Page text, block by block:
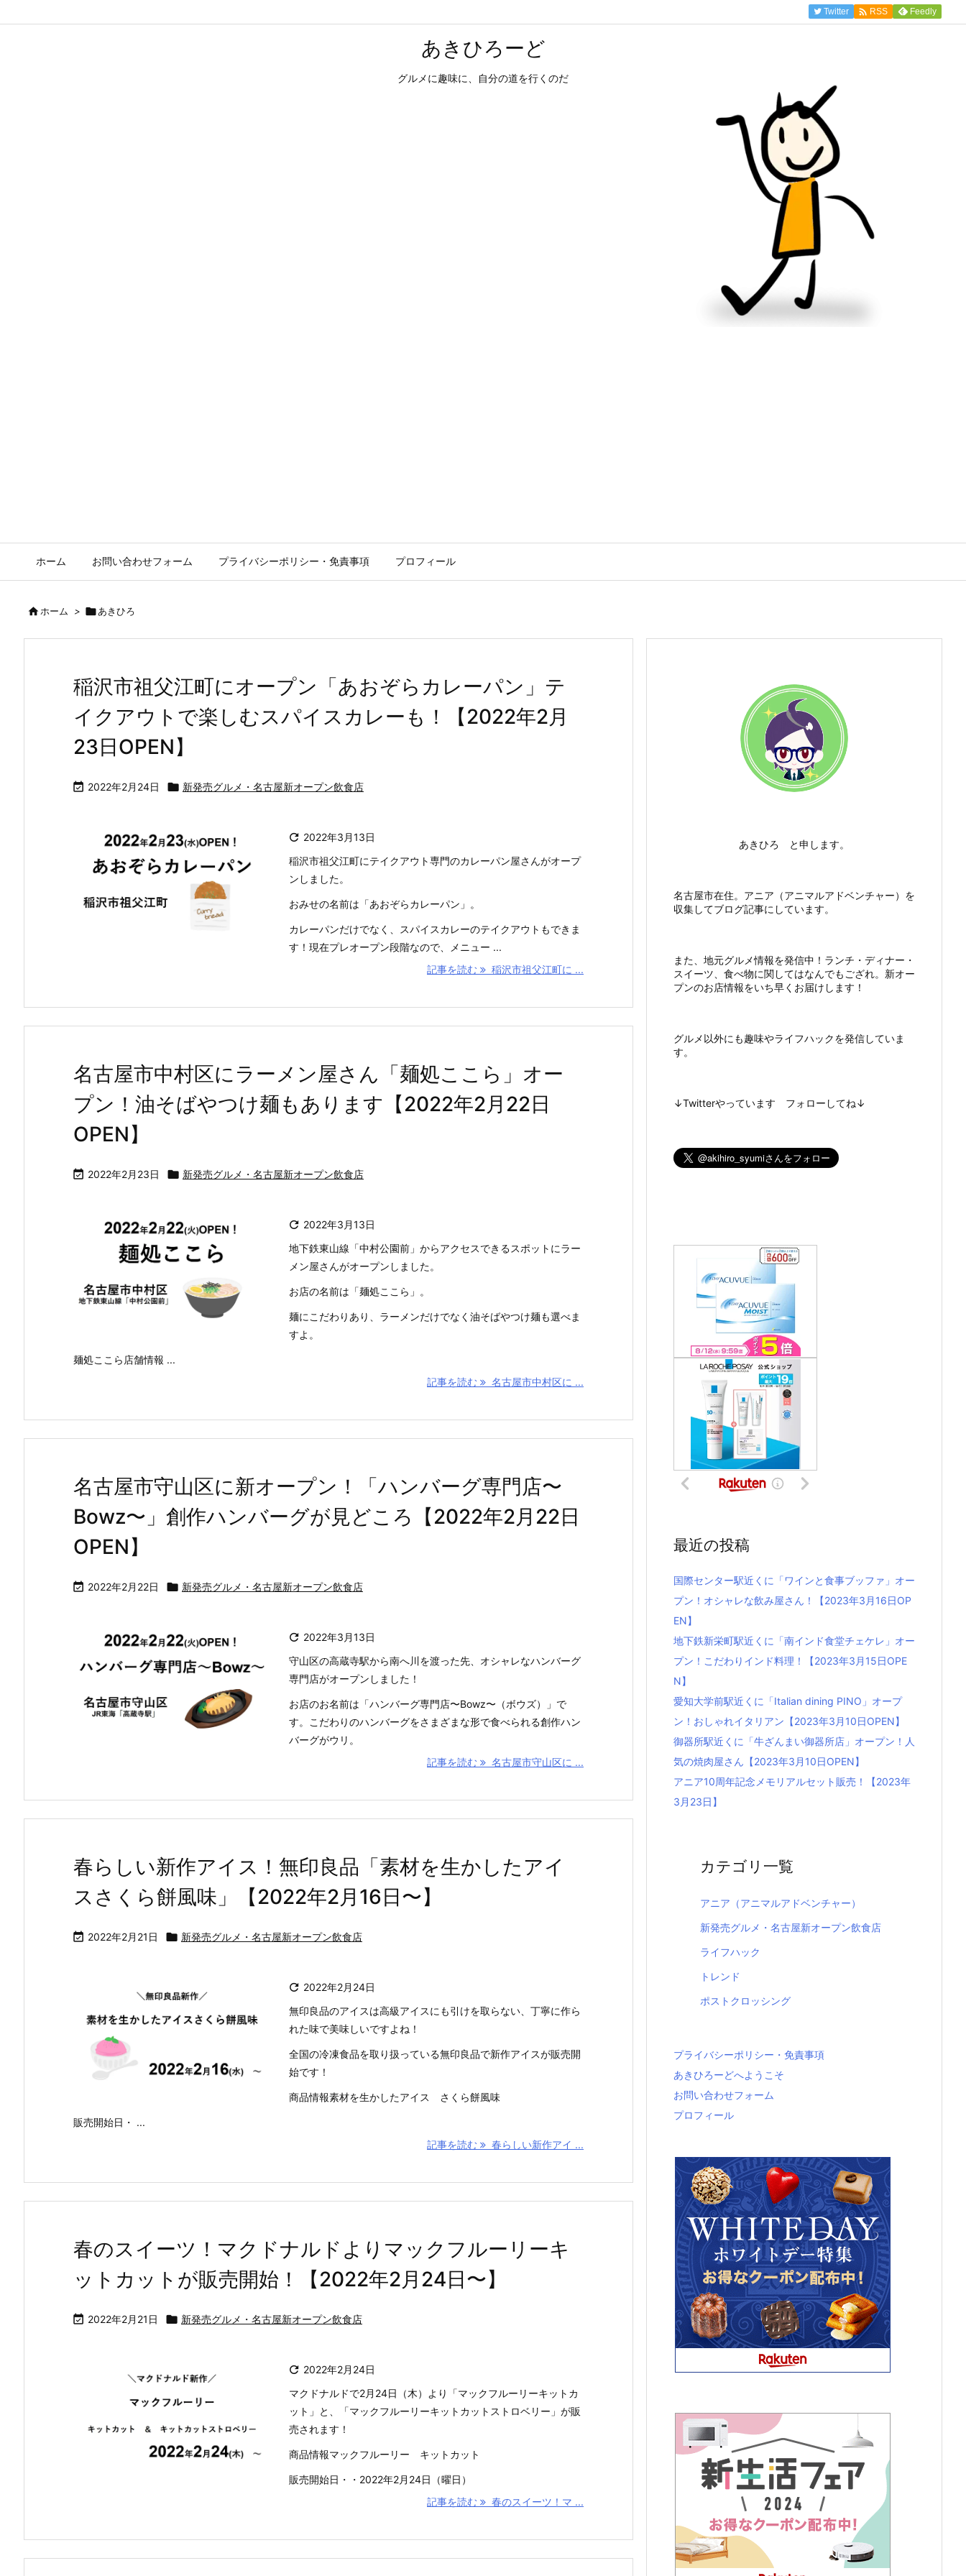
あきひろーど
グルメに趣味に、自分の道を行くのだ
ホーム お問い合わせフォーム プライバシーポリシー・免責事項 プロフィール
Twitter  RSS Feedly
ホーム > あきひろ
稲沢市祖父江町にオープン「あおぞらカレーパン」テ
イクアウトで楽しむスパイスカレーも！【2022年2月
23日OPEN】
 2022年2月24日  新発売グルメ・名古屋新オープン飲食店
 2022年3月13日
稲沢市祖父江町にテイクアウト専門のカレーパン屋さんがオープ
ンしました。
おみせの名前は「あおぞらカレーパン」。
カレーパンだけでなく、スパイスカレーのテイクアウトもできま
す！現在プレオープン段階なので、メニュー ...
記事を読む
稲沢市祖父江町に ...
名古屋市中村区にラーメン屋さん「麺処ここら」オー
プン！油そばやつけ麺もあります【2022年2月22日
OPEN】
 2022年2月23日  新発売グルメ・名古屋新オープン飲食店
 2022年3月13日
地下鉄東山線「中村公園前」からアクセスできるスポットにラー
メン屋さんがオープンしました。
お店の名前は「麺処ここら」。
麺にこだわりあり、ラーメンだけでなく油そばやつけ麺も選べま
すよ。
麺処ここら店舗情報 ...
記事を読む
名古屋市中村区に ...
名古屋市守山区に新オープン！「ハンバーグ専門店〜
Bowz〜」創作ハンバーグが見どころ【2022年2月22日
OPEN】
 2022年2月22日  新発売グルメ・名古屋新オープン飲食店
 2022年3月13日
守山区の高蔵寺駅から南へ川を渡った先、オシャレなハンバーグ
専門店がオープンしました！
お店のお名前は「ハンバーグ専門店〜Bowz〜（ボウズ）」で
す。こだわりのハンバーグをさまざまな形で食べられる創作ハン
バーグがウリ。
記事を読む
名古屋市守山区に ...
春らしい新作アイス！無印良品「素材を生かしたアイ
スさくら餅風味」【2022年2月16日〜】
 2022年2月21日  新発売グルメ・名古屋新オープン飲食店
 2022年2月24日
無印良品のアイスは高級アイスにも引けを取らない、丁寧に作ら
れた味で美味しいですよね！
全国の冷凍食品を取り扱っている無印良品で新作アイスが販売開
始です！
商品情報素材を生かしたアイス さくら餅風味
販売開始日・ ...
記事を読む
春らしい新作アイ ...
春のスイーツ！マクドナルドよりマックフルーリーキ
ットカットが販売開始！【2022年2月24日〜】
 2022年2月21日  新発売グルメ・名古屋新オープン飲食店
 2022年2月24日
マクドナルドで2月24日（木）より「マックフルーリーキットカ
ット」と、「マックフルーリーキットカットストロベリー」が販
売されます！
商品情報マックフルーリー キットカット
販売開始日・・2022年2月24日（曜日）
記事を読む
春のスイーツ！マ ...
あきひろ と申します。
名古屋市在住。アニア（アニマルアドベンチャー）を
収集してブログ記事にしています。
また、地元グルメ情報を発信中！ランチ・ディナー・
スイーツ、食べ物に関してはなんでもござれ。新オー
プンのお店情報をいち早くお届けします！
グルメ以外にも趣味やライフハックを発信していま
す。
↓Twitterやっています フォローしてね↓
最近の投稿
国際センター駅近くに「ワインと食事ブッファ」オー
プン！オシャレな飲み屋さん！【2023年3月16日OP
EN】
地下鉄新栄町駅近くに「南インド食堂チェケレ」オー
プン！こだわりインド料理！【2023年3月15日OPE
N】
愛知大学前駅近くに「Italian dining PINO」オープ
ン！おしゃれイタリアン【2023年3月10日OPEN】
御器所駅近くに「牛ざんまい御器所店」オープン！人
気の焼肉屋さん【2023年3月10日OPEN】
アニア10周年記念メモリアルセット販売！【2023年
3月23日】
カテゴリ一覧
アニア（アニマルアドベンチャー）
新発売グルメ・名古屋新オープン飲食店
ライフハック
トレンド
ポストクロッシング
プライバシーポリシー・免責事項
あきひろーどへようこそ
お問い合わせフォーム
プロフィール